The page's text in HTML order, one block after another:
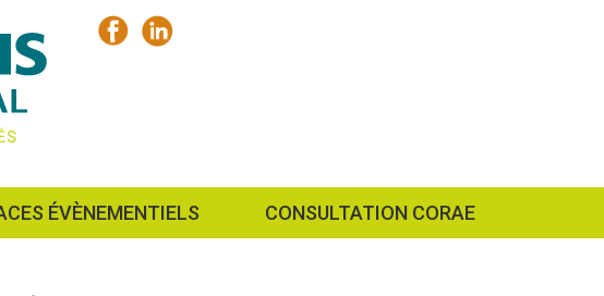
ÉVÈNEMENTIELS CONSULTATION CORAE